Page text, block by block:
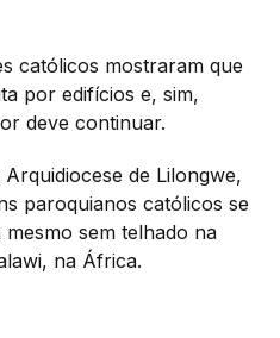
católicos mostraram que
por edifícios e, sim,
deve continuar.
de Lilongwe,
paroquianos católicos se
sem telhado na
na África.